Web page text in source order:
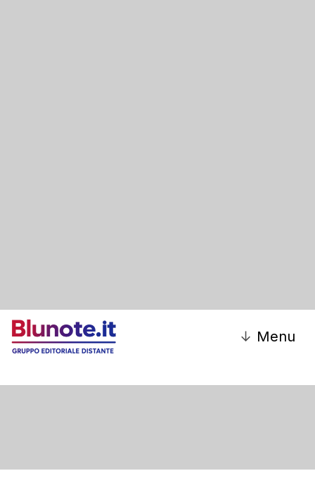
↓ Menu